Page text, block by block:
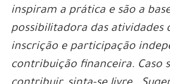
inspiram a prática e são a
possibilitadora das atividades
inscrição e participação
contribuição financeira. Caso